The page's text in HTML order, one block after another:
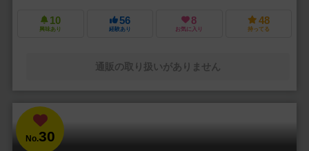
10
興味あり
56
経験あり
8
お気に入り
48
持ってる
通販の取り扱いがありません
No.30